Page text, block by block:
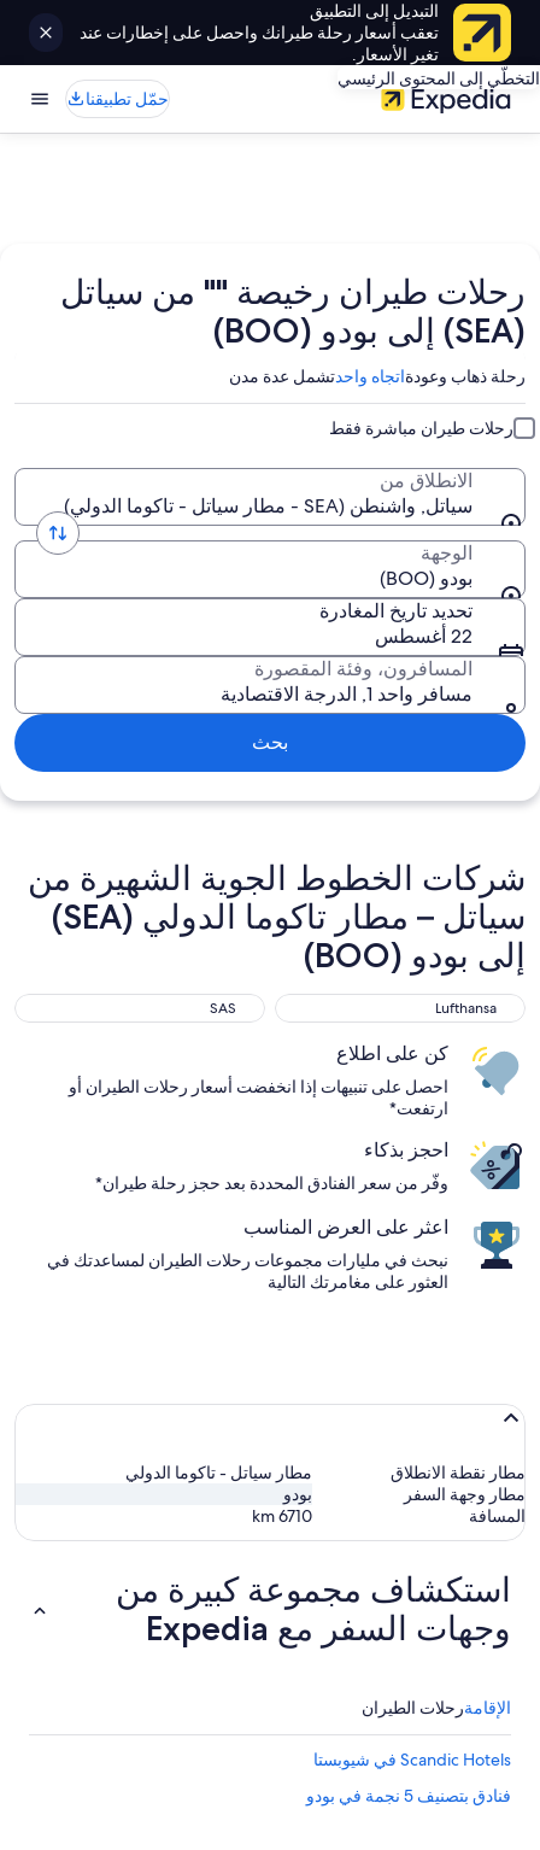
التبديل إلى التطبيق
تعقب أسعار رحلة طيرانك واحصل على إخطارات عند
تغير الأسعار.
التخطّي إلى المحتوى الرئيسي
حمّل تطبيقنا
رحلات طيران رخيصة "" من سياتل
(SEA) إلى بودو (BOO)
رحلة ذهاب وعودةاتجاه واحدتشمل عدة مدن
رحلات طيران مباشرة فقط
الانطلاق من
سياتل, واشنطن (SEA - مطار سياتل - تاكوما الدولي)
الوجهة
بودو (BOO)
تحديد تاريخ المغادرة
22 أغسطس
المسافرون، وفئة المقصورة
مسافر واحد 1, الدرجة الاقتصادية
بحث
شركات الخطوط الجوية الشهيرة من
سياتل – مطار تاكوما الدولي (SEA)
إلى بودو (BOO)
Lufthansa
Lufthansa
SASSAS
كن على اطلاع
احصل على تنبيهات إذا انخفضت أسعار رحلات الطيران أو
ارتفعت*
احجز بذكاء
وفّر من سعر الفنادق المحددة بعد حجز رحلة طيران*
اعثر على العرض المناسب
نبحث في مليارات مجموعات رحلات الطيران لمساعدتك في
العثور على مغامرتك التالية
مطار نقطة الانطلاق
مطار سياتل - تاكوما الدولي
مطار وجهة السفر
بودو
المسافة
6710
km
استكشاف مجموعة كبيرة من
وجهات السفر مع Expedia
الإقامةرحلات الطيران
Scandic Hotels في شيوبستا
فنادق بتصنيف 5 نجمة في بودو